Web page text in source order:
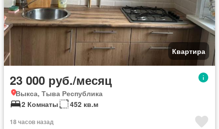
Квартира
23 000 руб./месяц
Выкса, Тыва Республика
2 Комнаты
452 кв.м
18 часов назад